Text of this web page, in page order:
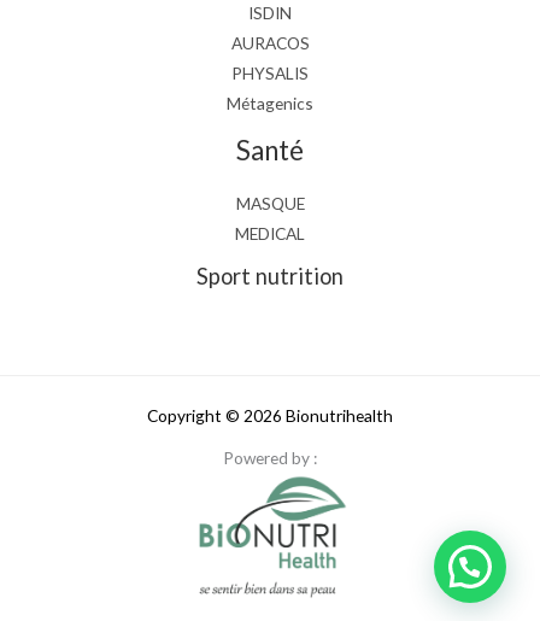
ISDIN
AURACOS
PHYSALIS
Métagenics
Santé
MASQUE
MEDICAL
Sport nutrition
Copyright © 2026 Bionutrihealth
Powered by :